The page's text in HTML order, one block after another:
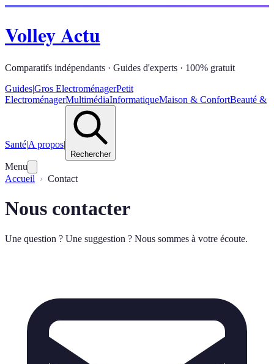
Volley Actu
Comparatifs indépendants · Guides d'experts · 100% gratuit
Guides|Gros ElectroménagerPetit
ElectroménagerMultimédiaInformatiqueMaison & ConfortBeauté &
Santé|A propos|
Rechercher
Menu
Accueil
Contact
Nous contacter
Une question ? Une suggestion ? Nous sommes à votre écoute.